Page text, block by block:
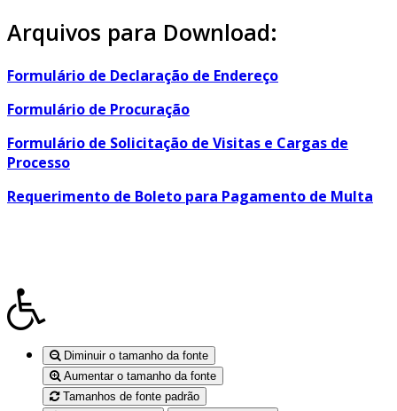
Arquivos para Download:
Formulário de Declaração de Endereço
Formulário de Procuração
Formulário de Solicitação de Visitas e Cargas de
Processo
Requerimento de Boleto para Pagamento de Multa
Diminuir o tamanho da fonte
Aumentar o tamanho da fonte
Tamanhos de fonte padrão